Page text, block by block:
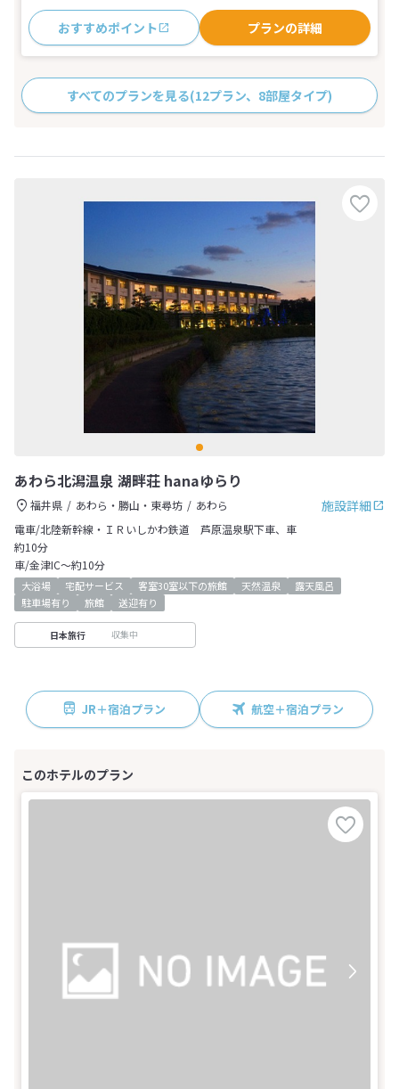
おすすめポイント プランの詳細
すべてのプランを見る(12プラン、8部屋タイプ)
あわら北潟温泉 湖畔荘 hanaゆらり
施設詳細
福井県 あわら・勝山・東尋坊
あわら
電車/北陸新幹線・ＩＲいしかわ鉄道 芦原温泉駅下車、車
約10分
車/金津IC～約10分
大浴場 宅配サービス 客室30室以下の旅館 天然温泉
露天風呂
駐車場有り
旅館 送迎有り
日本旅行 収集中
JR＋宿泊プラン 航空＋宿泊プラン